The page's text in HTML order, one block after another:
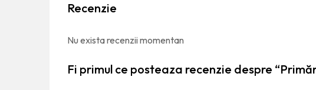
Recenzie
Nu exista recenzii momentan
Fi primul ce posteaza recenzie despre